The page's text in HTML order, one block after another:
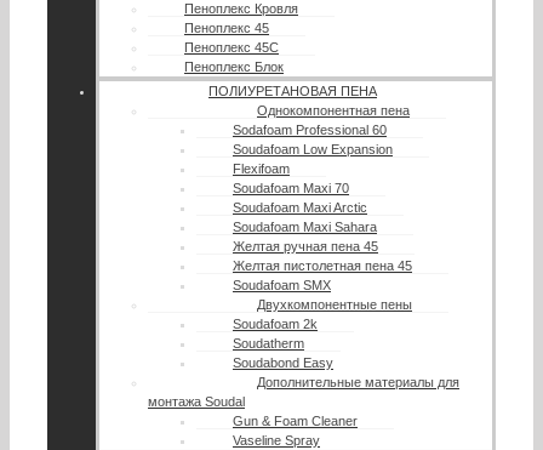
Пеноплекс Кровля
Пеноплекс 45
Пеноплекс 45С
Пеноплекс Блок
ПОЛИУРЕТАНОВАЯ ПЕНА
Однокомпонентная пена
Sodafoam Professional 60
Soudafoam Low Expansion
Flexifoam
Soudafoam Maxi 70
Soudafoam Maxi Arctic
Soudafoam Maxi Sahara
Желтая ручная пена 45
Желтая пистолетная пена 45
Soudafoam SMX
Двухкомпонентные пены
Soudafoam 2k
Soudatherm
Soudabond Easy
Дополнительные материалы для
монтажа Soudal
Gun & Foam Cleaner
Vaseline Spray